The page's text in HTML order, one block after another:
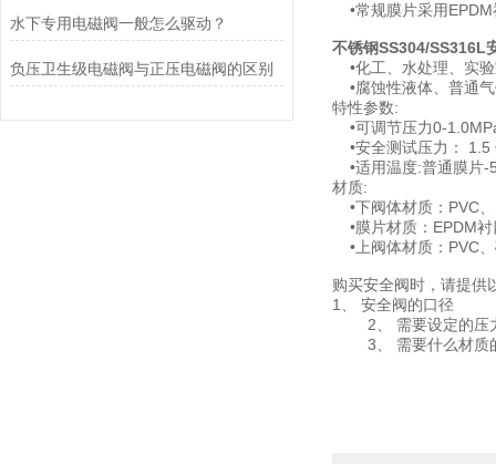
水下专用电磁阀一般怎么驱动？
负压卫生级电磁阀与正压电磁阀的区别
•常规膜片采用EPDM
不锈钢SS304/SS316L
•化工、水处理、实
•腐蚀性液体、普通
特性参数:
•可调节压力0-
•安全测试压力： 1.5
•适用温度:普通膜片
材质:
•下阀体材质：PVC
•膜片材质：EPDM衬
•上阀体材质：PVC
购买安全阀时，请提供
1、 安全阀的口径
2、 需要设定的压
3、 需要什么材质的